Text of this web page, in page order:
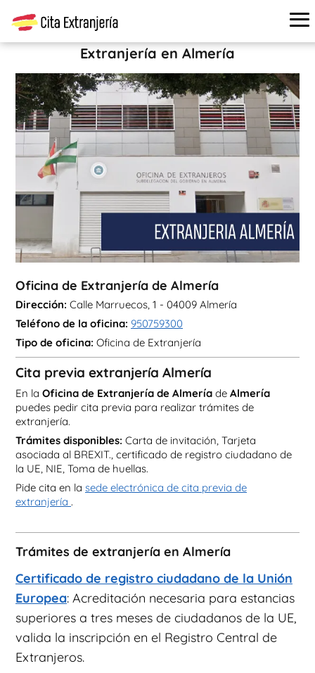
Cita extranjería › Oficinas de extranjería
Oficina
de Extranjería de Almería
Extranjería en Almería
Oficina de Extranjería de Almería
Dirección: Calle Marruecos, 1 - 04009 Almería
Teléfono de la oficina: 950759300
Tipo de oficina: Oficina de Extranjería
Cita previa extranjería Almería
En la Oficina de Extranjería de Almería de Almería
puedes pedir cita previa para realizar trámites de
extranjería.
Trámites disponibles: Carta de invitación, Tarjeta
asociada al BREXIT., certificado de registro ciudadano de
la UE, NIE, Toma de huellas.
Pide cita en la sede electrónica de cita previa de
extranjería .
Trámites de extranjería en Almería
Certificado de registro ciudadano de la Unión
Europea: Acreditación necesaria para estancias
superiores a tres meses de ciudadanos de la UE,
valida la inscripción en el Registro Central de
Extranjeros.